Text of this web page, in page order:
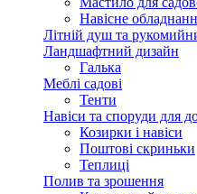
Навісне
Літній душ та
Ландшафтний дизайн
Галька
Меблі садові
Тенти
Навіси та споруди для
Козирки і навіси
Поштові скриньки
Теплиці
Полив та зрошення